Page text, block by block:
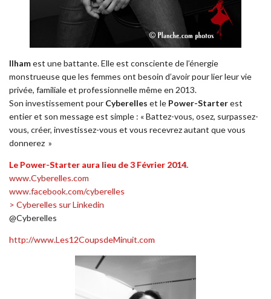
Ilhamest une battante. Elle est consciente de l’énergie
monstrueuse que les femmes ont besoin d’avoir pour lier leur vie
privée, familiale et professionnelle même en 2013.
Son investissement pour Cyberelles et le Power-Starterest
entier et son message est simple : « Battez-vous, osez, surpassez-
vous, créer, investissez-vous et vous recevrez autant que vous
donnerez »
Le Power-Starter aura lieu de 3 Février 2014.
www.Cyberelles.com
www.facebook.com/cyberelles
> Cyberelles sur Linkedin
@Cyberelles
http://www.Les12CoupsdeMinuit.com